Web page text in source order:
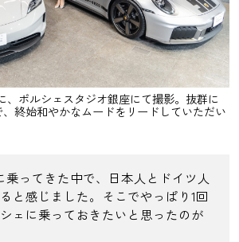
、ポルシェスタジオ銀座にて撮影。抜群に
終始和やかなムードをリードしていただい
乗ってきた中で、日本人とドイツ人
と感じました。そこでやっぱり1回
ェに乗っておきたいと思ったのが